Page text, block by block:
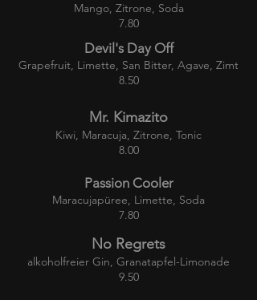
Mango, Zitrone, Soda
7.80
Devil's Day Off
Grapefruit, Limette, San Bitter, Agave, Zimt
8.50
Mr. Kimazito
Kiwi, Maracuja, Zitrone, Tonic
8.00
Passion Cooler
Maracujapüree, Limette, Soda
7.80
No Regrets
alkoholfreier Gin, Granatapfel-Limonade
9.50